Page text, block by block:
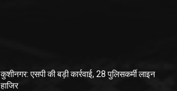
कुशीनगर: एसपी की बड़ी कार्रवाई, 28 पुलिसकर्मी लाइन
हाजिर